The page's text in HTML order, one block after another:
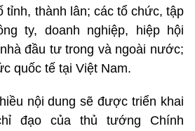
tỉnh, thành lân; các tổ chức, tập
ty, doanh nghiệp, hiệp hội
đầu tư trong và ngoài nước;
quốc tế tại Việt Nam.
nội dung sẽ được triển khai
đạo của thủ tướng Chính